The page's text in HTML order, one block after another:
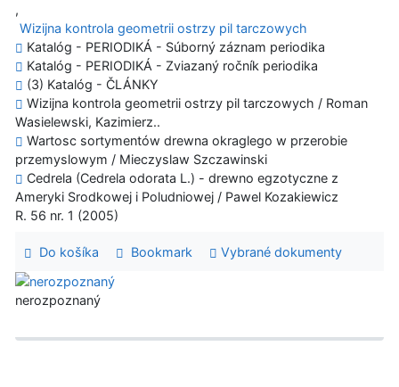
,
Wizijna kontrola geometrii ostrzy pil tarczowych
Katalóg - PERIODIKÁ - Súborný záznam periodika
Katalóg - PERIODIKÁ - Zviazaný ročník periodika
(3) Katalóg - ČLÁNKY
Wizijna kontrola geometrii ostrzy pil tarczowych / Roman
Wasielewski, Kazimierz..
Wartosc sortymentów drewna okraglego w przerobie
przemyslowym / Mieczyslaw Szczawinski
Cedrela (Cedrela odorata L.) - drewno egzotyczne z
Ameryki Srodkowej i Poludniowej / Pawel Kozakiewicz
R. 56 nr. 1 (2005)
Do košíka Bookmark Vybrané dokumenty
nerozpoznaný